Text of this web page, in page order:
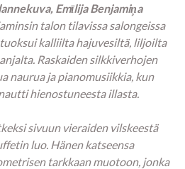
Emīlija Benjamiņa
talon tilavissa salongeissa
kalliilta hajuvesiltä, liljoilta
Raskaiden silkkiverhojen
naurua ja pianomusiikkia, kun
hienostuneesta illasta.
sivuun vieraiden vilskeestä
luo. Hänen katseensa
tarkkaan muotoon, jonka